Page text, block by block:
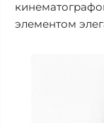
элементом